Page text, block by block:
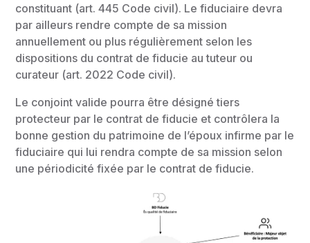
constituant (art. 445 Code civil). Le fiduciaire devra
par ailleurs rendre compte de sa mission
annuellement ou plus régulièrement selon les
dispositions du contrat de fiducie au tuteur ou
curateur (art. 2022 Code civil).
Le conjoint valide pourra être désigné tiers
protecteur par le contrat de fiducie et contrôlera la
bonne gestion du patrimoine de l’époux infirme par le
fiduciaire qui lui rendra compte de sa mission selon
une périodicité fixée par le contrat de fiducie.